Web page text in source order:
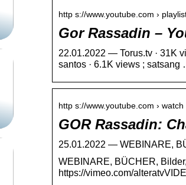
http s://www.youtube.com ›
Gor Rassadin –
22.01.2022 — Torus.tv · 31K
santos · 6.1K views ; satsang
http s://www.youtube.com › watch
GOR Rassadin:
25.01.2022 — WEBINARE,
WEBINARE, BÜCHER,
https://vimeo.com/